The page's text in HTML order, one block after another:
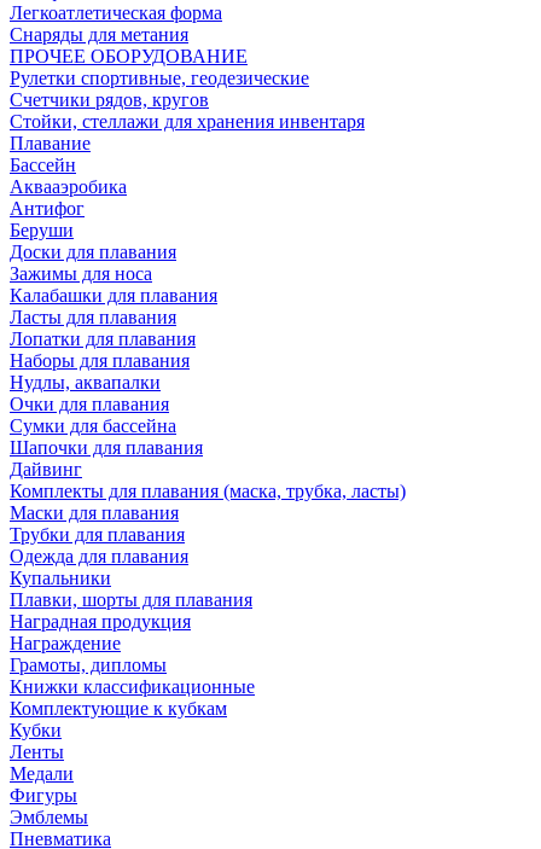
Легкоатлетическая форма
Снаряды для метания
ПРОЧЕЕ ОБОРУДОВАНИЕ
Рулетки спортивные, геодезические
Счетчики рядов, кругов
Стойки, стеллажи для хранения инвентаря
Плавание
Бассейн
Аквааэробика
Антифог
Беруши
Доски для плавания
Зажимы для носа
Калабашки для плавания
Ласты для плавания
Лопатки для плавания
Наборы для плавания
Нудлы, аквапалки
Очки для плавания
Сумки для бассейна
Шапочки для плавания
Дайвинг
Комплекты для плавания (маска, трубка, ласты)
Маски для плавания
Трубки для плавания
Одежда для плавания
Купальники
Плавки, шорты для плавания
Наградная продукция
Награждение
Грамоты, дипломы
Книжки классификационные
Комплектующие к кубкам
Кубки
Ленты
Медали
Фигуры
Эмблемы
Пневматика